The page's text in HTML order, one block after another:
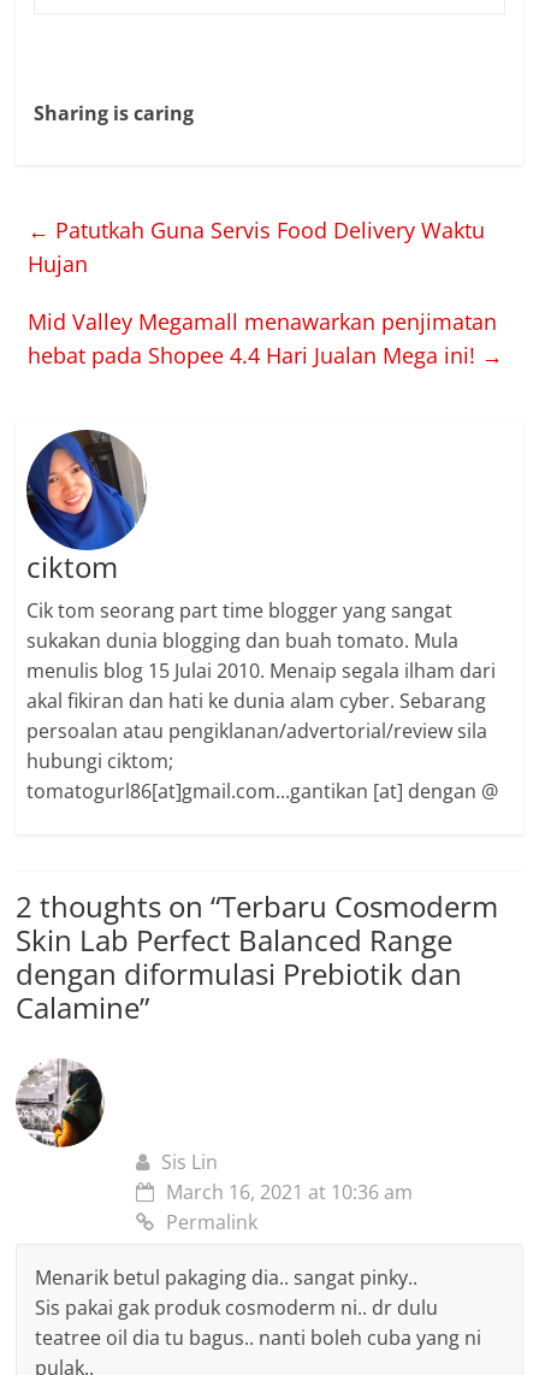
Sharing is caring
← Patutkah Guna Servis Food Delivery Waktu
Hujan
Mid Valley Megamall menawarkan penjimatan
hebat pada Shopee 4.4 Hari Jualan Mega ini! →
ciktom
Cik tom seorang part time blogger yang sangat
sukakan dunia blogging dan buah tomato. Mula
menulis blog 15 Julai 2010. Menaip segala ilham dari
akal fikiran dan hati ke dunia alam cyber. Sebarang
persoalan atau pengiklanan/advertorial/review sila
hubungi ciktom;
tomatogurl86[at]gmail.com...gantikan [at] dengan @
2 thoughts on “Terbaru Cosmoderm
Skin Lab Perfect Balanced Range
dengan diformulasi Prebiotik dan
Calamine”
Sis Lin
March 16, 2021 at 10:36 am
Permalink
Menarik betul pakaging dia.. sangat pinky..
Sis pakai gak produk cosmoderm ni.. dr dulu
teatree oil dia tu bagus.. nanti boleh cuba yang ni
pulak..